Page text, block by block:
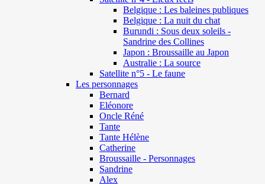
Belgique : Les baleines publiques
Belgique : La nuit du chat
Burundi : Sous deux soleils -
Sandrine des Collines
Japon : Broussaille au Japon
Australie : La source
Satellite n°5 - Le faune
Les personnages
Bernard
Eléonore
Oncle Réné
Tante
Tante Hélène
Catherine
Broussaille - Personnages
Sandrine
Alex